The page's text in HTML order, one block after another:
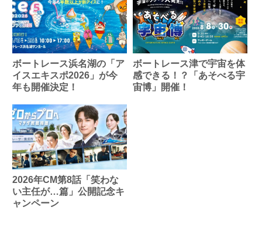
ボートレース浜名湖の「ア
イスエキスポ2026」が今
年も開催決定！
ボートレース津で宇宙を体
感できる！？「あそべる宇
宙博」開催！
2026年CM第8話「笑わな
い主任が…篇」公開記念キ
ャンペーン